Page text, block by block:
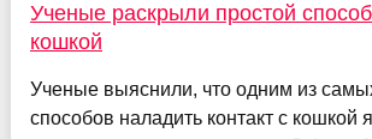
Ученые раскрыли простой
кошкой
Ученые выяснили, что одним из
способов наладить контакт с кошкой